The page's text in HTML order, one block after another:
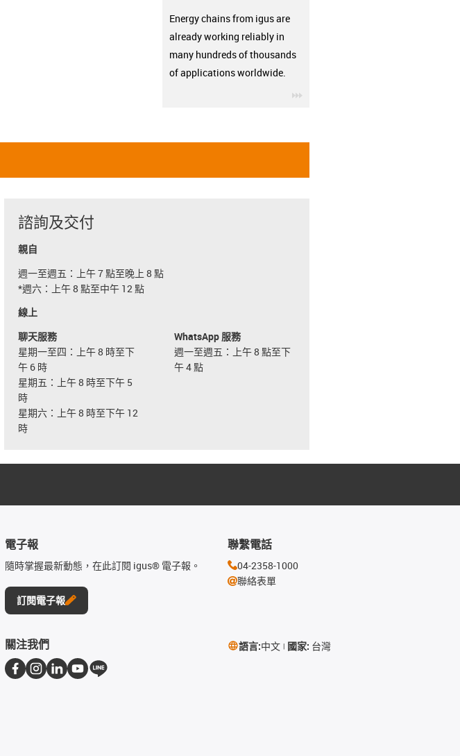
Energy chains from igus are
already working reliably in
many hundreds of thousands
of applications worldwide.
諮詢及交付
親自
週一至週五：上午 7 點至晚上 8 點
*週六：上午 8 點至中午 12 點
線上
聊天服務
星期一至四：上午 8 時至下
午 6 時
星期五：上午 8 時至下午 5
時
星期六：上午 8 時至下午 12
時
WhatsApp 服務
週一至週五：上午 8 點至下
午 4 點
電子報
隨時掌握最新動態，在此訂閱 igus® 電子報。
訂閱電子報
聯繫電話
04-2358-1000
聯絡表單
關注我們 語言:中文 國家: 台灣